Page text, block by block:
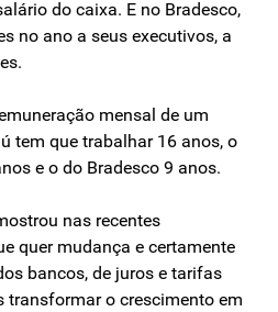
do caixa. E no Bradesco,
no ano a seus executivos, a
mensal de um
tem que trabalhar 16 anos, o
e o do Bradesco 9 anos.
nas recentes
quer mudança e certamente
bancos, de juros e tarifas
transformar o crescimento em